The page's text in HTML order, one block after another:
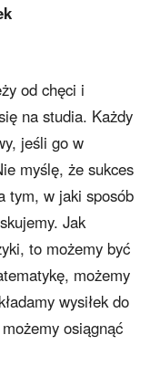
od chęci i
na studia. Każdy
jeśli go w
myślę, że sukces
tym, w jaki sposób
Jak
to możemy być
możemy
wysiłek do
osiągnąć